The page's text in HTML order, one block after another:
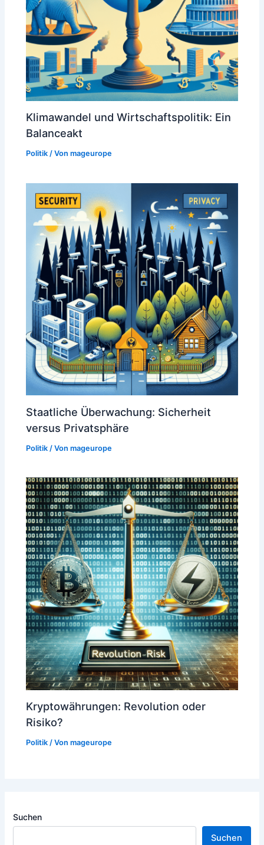
Klimawandel und Wirtschaftspolitik: Ein
Balanceakt
Politik / Vonmageurope
Staatliche Überwachung: Sicherheit
versus Privatsphäre
Politik / Vonmageurope
Kryptowährungen: Revolution oder
Risiko?
Politik / Vonmageurope
Suchen
Suchen